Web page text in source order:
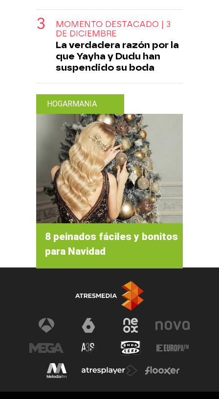
MOMENTO DESTACADO | 3
DE DICIEMBRE
La verdadera razón por la
que Yayha y Dudu han
suspendido su boda
HOGARMANIA
8 peinados fáciles y bonitos
para Navidad